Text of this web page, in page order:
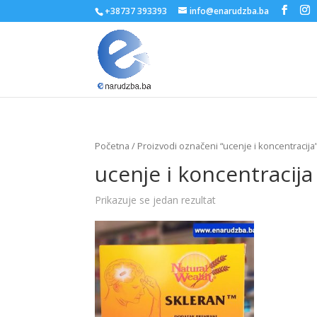
+38737 393393 info@enarudzba.ba
Početna / Proizvodi označeni “ucenje i
ucenje i koncentracija
Prikazuje se jedan rezultat